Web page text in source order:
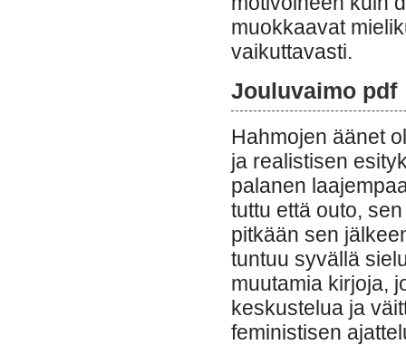
muokkaavat
vaikuttavasti.
Jouluvaimo pdf
Hahmojen äänet
ja realistisen
palanen
tuttu että outo,
pitkään sen
tuntuu syvällä
muutamia kirjoja,
keskustelua ja
feministisen